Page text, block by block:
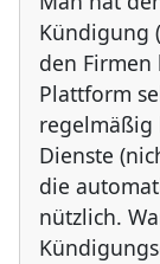
Kündigung
den
Plattform
regelmäßig
Dienste
die
nützlich.